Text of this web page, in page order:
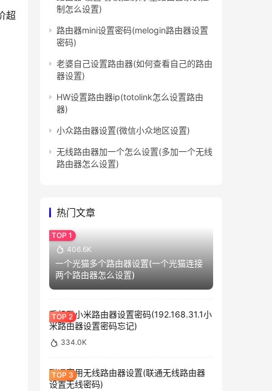
超
制怎么设置)
路由器mini设置密码(melogin路由器设置
密码)
老婆自己设置路由器(如何查看自己的路由
器设置)
HW设置路由器ip(totolink怎么设置路由
器)
小众路由器设置(微信小众地区设置)
无线路由器加一个怎么设置(多加一个无线
路由器怎么设置)
热门文章
406.6K
一个光猫多个路由器设置(一个光猫连接
两个路由器怎么设置)
手机登小米路由器设置密码(192.168.31.1小
米路由器设置密码忘记)
334.0K
联通家用无线路由器设置(联通无线路由器
设置无线密码)